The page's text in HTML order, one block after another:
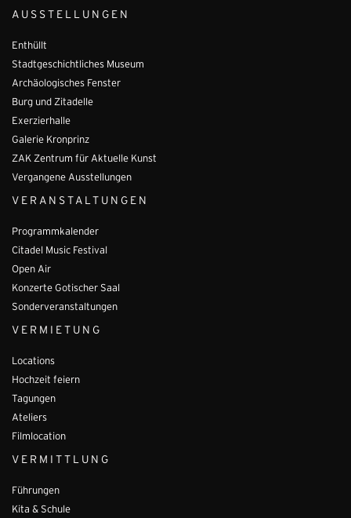
AUSSTELLUNGEN
Enthüllt
Stadtgeschichtliches Museum
Archäologisches Fenster
Burg und Zitadelle
Exerzierhalle
Galerie Kronprinz
ZAK Zentrum für Aktuelle Kunst
Vergangene Ausstellungen
VERANSTALTUNGEN
Programmkalender
Citadel Music Festival
Open Air
Konzerte Gotischer Saal
Sonderveranstaltungen
VERMIETUNG
Locations
Hochzeit feiern
Tagungen
Ateliers
Filmlocation
VERMITTLUNG
Führungen
Kita & Schule